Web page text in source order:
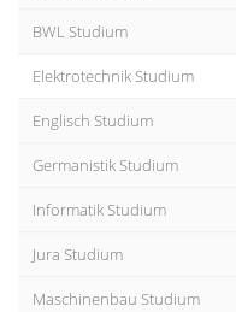
BWL Studium
Elektrotechnik Studium
Englisch Studium
Germanistik Studium
Informatik Studium
Jura Studium
Maschinenbau Studium